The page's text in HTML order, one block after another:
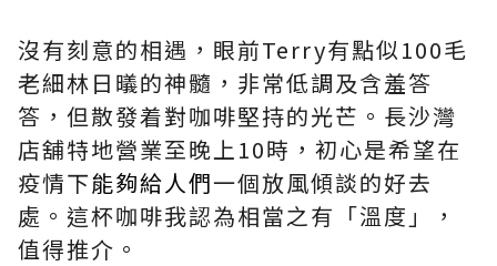
沒有刻意的相遇，眼前Terry有點似100毛
老細林日㬢的神髓，非常低調及含羞答
答，但散發着對咖啡堅持的光芒。長沙灣
店舖特地營業至晚上10時，初心是希望在
疫情下能夠給人們一個放風傾談的好去
處。這杯咖啡我認為相當之有「溫度」，
值得推介。